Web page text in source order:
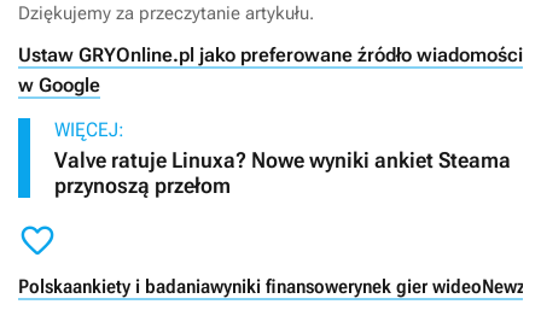
Dziękujemy za przeczytanie artykułu.
Ustaw GRYOnline.pl jako preferowane źródło wiadomości
w Google
WIĘCEJ:
Valve ratuje Linuxa? Nowe wyniki ankiet Steama
przynoszą przełom

Polskaankiety i badaniawyniki finansowerynek gier wideo